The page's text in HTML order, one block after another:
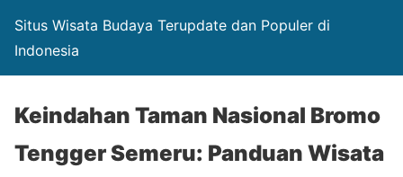
Situs Wisata Budaya Terupdate dan Populer di
Indonesia
Keindahan Taman Nasional Bromo
Tengger Semeru: Panduan Wisata